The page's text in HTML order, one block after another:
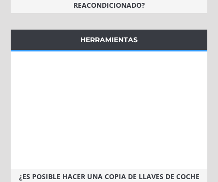
REACONDICIONADO?
HERRAMIENTAS
¿ES POSIBLE HACER UNA COPIA DE LLAVES DE COCHE